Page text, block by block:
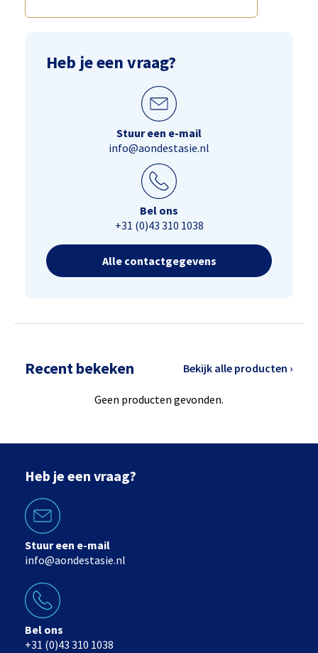
Heb je een vraag?
Stuur een e-mail
info@aondestasie.nl
Bel ons
+31 (0)43 310 1038
Alle contactgegevens
Recent bekeken Bekijk alle producten ›
Geen producten gevonden.
Heb je een vraag?
Stuur een e-mail
info@aondestasie.nl
Bel ons
+31 (0)43 310 1038